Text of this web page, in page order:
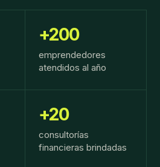
+200
emprendedores
atendidos al año
+20
consultorías
financieras brindadas